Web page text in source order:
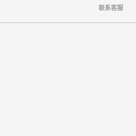
联系客服